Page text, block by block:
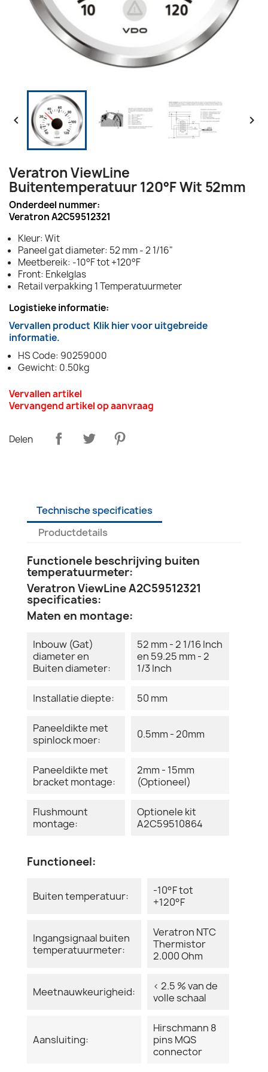
 
Veratron ViewLine
Buitentemperatuur 120°F Wit 52mm
Onderdeel nummer:
Veratron A2C59512321
Kleur: Wit
Paneel gat diameter: 52 mm - 2 1/16"
Meetbereik: -10°F tot +120°F
Front: Enkelglas
Retail verpakking 1 Temperatuurmeter
Logistieke informatie:
Vervallen product Klik hier voor uitgebreide
informatie.
HS Code: 90259000
Gewicht: 0.50kg
Vervallen artikel
Vervangend artikel op aanvraag
Delen
Technische specificaties
Productdetails
Functionele beschrijving buiten
temperatuurmeter:
Veratron ViewLine A2C59512321
specificaties:
Maten en montage:
Inbouw (Gat)
diameter en
Buiten diameter:
52 mm - 2 1/16 Inch
en 59.25 mm - 2
1/3 Inch
Installatie diepte: 50 mm
Paneeldikte met
spinlock moer:
0.5mm - 20mm
Paneeldikte met
bracket montage:
2mm - 15mm
(Optioneel)
Flushmount
montage:
Optionele kit
A2C59510864
Functioneel:
Buiten temperatuur:
-10°F tot
+120°F
Ingangsignaal buiten
temperatuurmeter:
Veratron NTC
Thermistor
2.000 Ohm
Meetnauwkeurigheid:
< 2.5 % van de
volle schaal
Aansluiting:
Hirschmann 8
pins MQS
connector